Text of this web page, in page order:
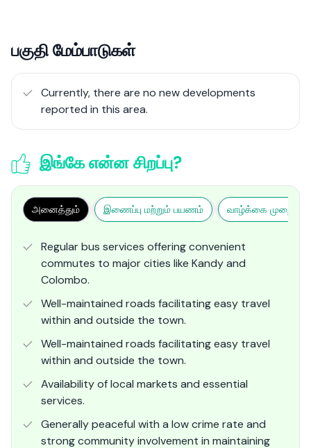
பகுதி மேம்பாடுகள்
Currently, there are no new developments
reported in this area.
இங்கே என்ன சிறப்பு?
அனைத்தும் இணைப்பு மற்றும் பயணம் வாழ்க்கை முறை
Regular bus services offering convenient
commutes to major cities like Kandy and
Colombo.
Well-maintained roads facilitating easy travel
within and outside the town.
Well-maintained roads facilitating easy travel
within and outside the town.
Availability of local markets and essential
services.
Generally peaceful with a low crime rate and
strong community involvement in maintaining